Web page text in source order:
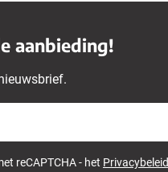
aanbieding!
reCAPTCHA - het Privacybeleid